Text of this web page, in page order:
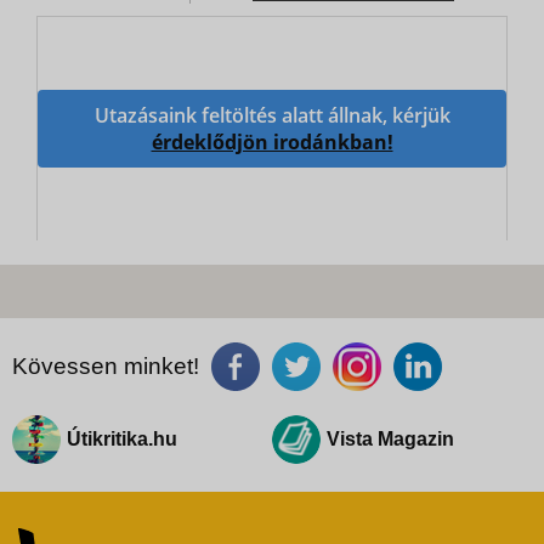
Utazásaink feltöltés alatt állnak, kérjük
érdeklődjön irodánkban!
Kövessen minket!
Útikritika.hu Vista Magazin